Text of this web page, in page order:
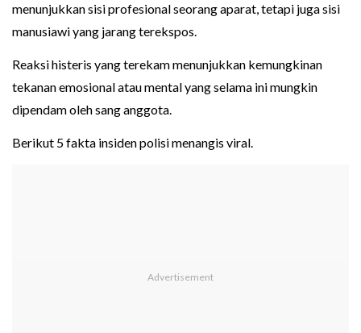
menunjukkan sisi profesional seorang aparat, tetapi juga sisi
manusiawi yang jarang terekspos.
Reaksi histeris yang terekam menunjukkan kemungkinan
tekanan emosional atau mental yang selama ini mungkin
dipendam oleh sang anggota.
Berikut 5 fakta insiden polisi menangis viral.